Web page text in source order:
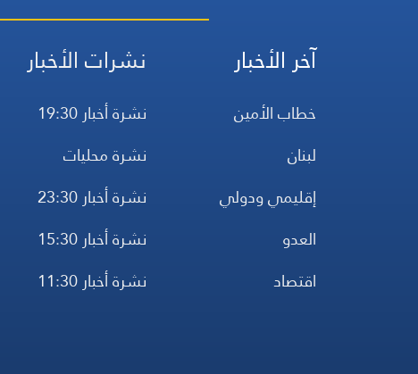
آخر الأخبار
خطاب الأمين
لبنان
إقليمي ودولي
العدو
اقتصاد
نشرات الأخبار
نشرة أخبار 19:30
نشرة محليات
نشرة أخبار 23:30
نشرة أخبار 15:30
نشرة أخبار 11:30